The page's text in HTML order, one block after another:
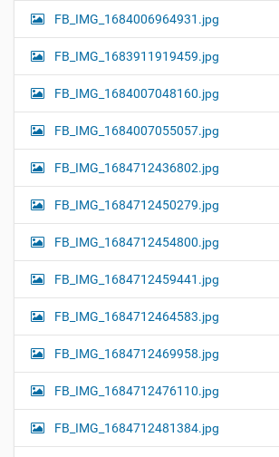
FB_IMG_1684006964931.jpg
FB_IMG_1683911919459.jpg
FB_IMG_1684007048160.jpg
FB_IMG_1684007055057.jpg
FB_IMG_1684712436802.jpg
FB_IMG_1684712450279.jpg
FB_IMG_1684712454800.jpg
FB_IMG_1684712459441.jpg
FB_IMG_1684712464583.jpg
FB_IMG_1684712469958.jpg
FB_IMG_1684712476110.jpg
FB_IMG_1684712481384.jpg